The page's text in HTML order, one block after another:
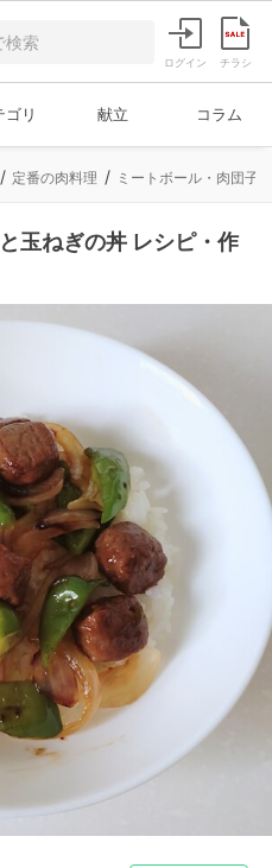
ログイン チラシ
ゴリ 献立 コラム
定番の肉料理 ミートボール・肉団子
玉ねぎの丼 レシピ・作